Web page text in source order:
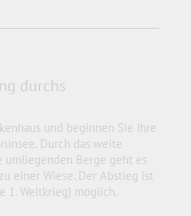
durchs
und beginnen Sie Ihre
Durch das weite
Berge geht es
einer Wiese. Der Abstieg ist
1. Weltkrieg) möglich.